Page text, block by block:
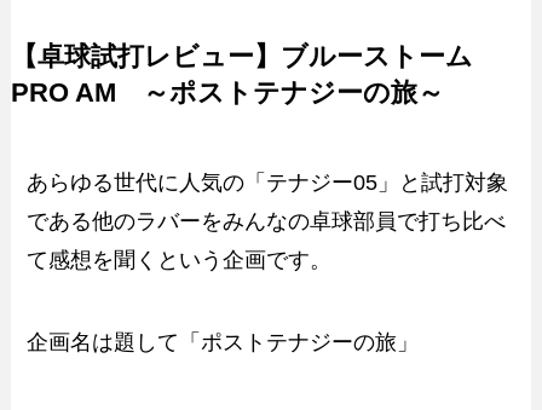
【卓球試打レビュー】ブルーストーム
PRO AM ～ポストテナジーの旅～
あらゆる世代に人気の「テナジー05」と試打対象
である他のラバーをみんなの卓球部員で打ち比べ
て感想を聞くという企画です。
企画名は題して「ポストテナジーの旅」